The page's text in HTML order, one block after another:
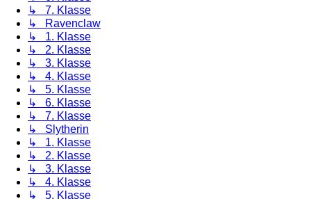
↳ 7. Klasse
↳ Ravenclaw
↳ 1. Klasse
↳ 2. Klasse
↳ 3. Klasse
↳ 4. Klasse
↳ 5. Klasse
↳ 6. Klasse
↳ 7. Klasse
↳ Slytherin
↳ 1. Klasse
↳ 2. Klasse
↳ 3. Klasse
↳ 4. Klasse
↳ 5. Klasse